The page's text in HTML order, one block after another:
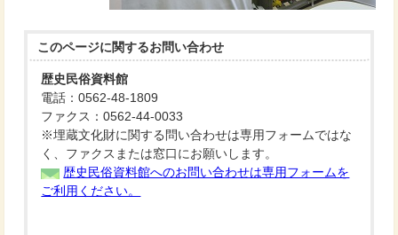
このページに関するお問い合わせ
歴史民俗資料館
電話：0562-48-1809
ファクス：0562-44-0033
※埋蔵文化財に関する問い合わせは専用フォームではな
く、ファクスまたは窓口にお願いします。
歴史民俗資料館へのお問い合わせは専用フォームを
ご利用ください。